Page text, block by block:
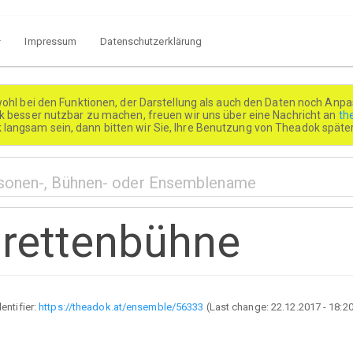
Impressum Datenschutzerklärung
bei den Funktionen, der Darstellung als auch den Daten noch
besser nutzbar zu machen, freuen wir uns über eine Nachricht an
sein, dann bitten wir Sie, Ihre Benutzung von Theadok
https://theadok.at/ensemble/56333 (Last change: 22.12.2017 - 18:20